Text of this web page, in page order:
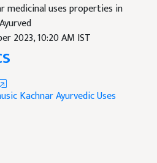
medicinal uses properties in
2023, 10:20 AM IST
Kachnar Ayurvedic Uses